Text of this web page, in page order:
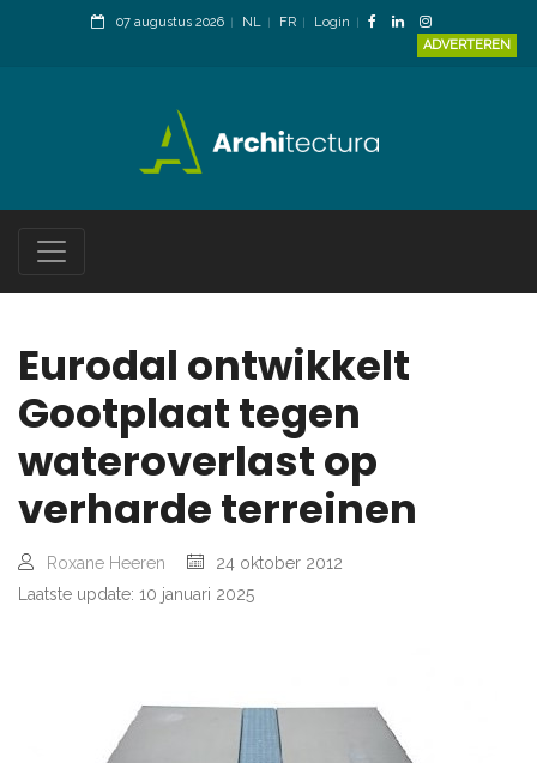
07 augustus 2026 NL FR
Login
ADVERTEREN
Eurodal ontwikkelt
Gootplaat tegen
wateroverlast op
verharde terreinen
Roxane Heeren
24 oktober 2012
Laatste update: 10 januari 2025